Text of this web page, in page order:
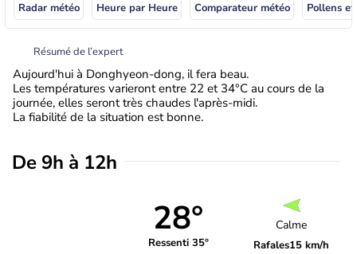
Radar météo Heure par Heure Comparateur météo Pollens
Résumé de l’expert
Aujourd'hui à Donghyeon-dong, il fera beau.
Les températures varieront entre 22 et 34°C au cours de la
journée, elles seront très chaudes l'après-midi.
La fiabilité de la situation est bonne.
De 9h à 12h
28°
Ressenti 35°
Calme
Rafales15 km/h